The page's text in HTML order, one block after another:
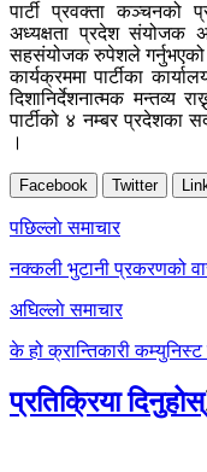
पार्टी प्रवक्ता कञ्चनको
अध्यक्षता प्रदेश संयोजक
सहसंयोजक रुपेशले गर्नुभएको
कार्यक्रममा पार्टीका
दिशानिर्देशनात्मक मन्तव्य
पार्टीको ४ नम्बर प्रदेशका
।
Facebook Twitter
Post
navigation
पछिल्लाे समाचार
नक्कली भुटानी प्रकरणको
अघिल्लाे समाचार
के हो क्रान्तिकारी
प्रतिक्रिया दिनुहोस्